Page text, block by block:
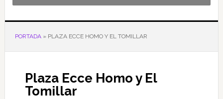
PORTADA» PLAZA ECCE HOMO Y EL TOMILLAR
Plaza Ecce Homo y El
Tomillar